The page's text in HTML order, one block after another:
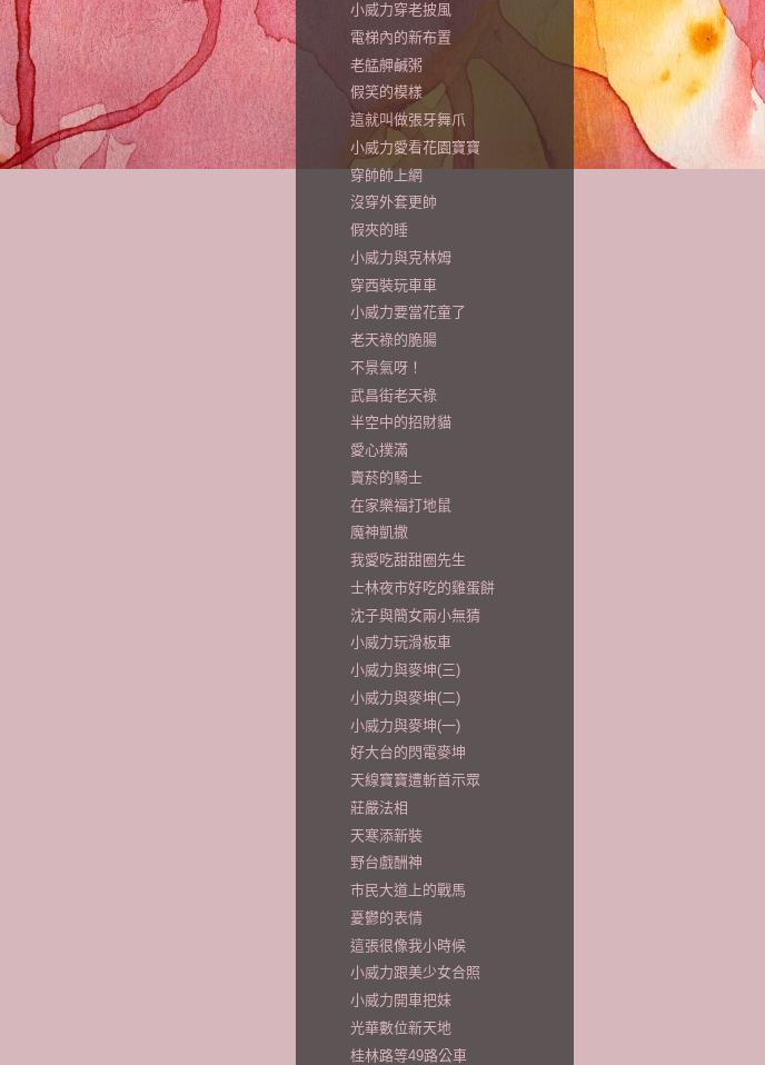
小威力穿老披風
電梯內的新布置
老艋舺鹹粥
假笑的模樣
這就叫做張牙舞爪
小威力愛看花園寶寶
穿帥帥上網
沒穿外套更帥
假夾的睡
小威力與克林姆
穿西裝玩車車
小威力要當花童了
老天祿的脆腸
不景氣呀！
武昌街老天祿
半空中的招財貓
愛心撲滿
賣菸的騎士
在家樂福打地鼠
魔神凱撒
我愛吃甜甜圈先生
士林夜市好吃的雞蛋餅
沈子與簡女兩小無猜
小威力玩滑板車
小威力與麥坤(三)
小威力與麥坤(二)
小威力與麥坤(一)
好大台的閃電麥坤
天線寶寶遭斬首示眾
莊嚴法相
天寒添新裝
野台戲酬神
市民大道上的戰馬
憂鬱的表情
這張很像我小時候
小威力跟美少女合照
小威力開車把妹
光華數位新天地
桂林路等49路公車